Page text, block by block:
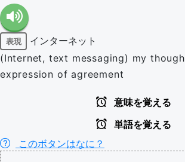
表現
インターネット
(Internet, text messaging) my
expression of agreement
意味を覚える
単語を覚える
このボタンはなに？